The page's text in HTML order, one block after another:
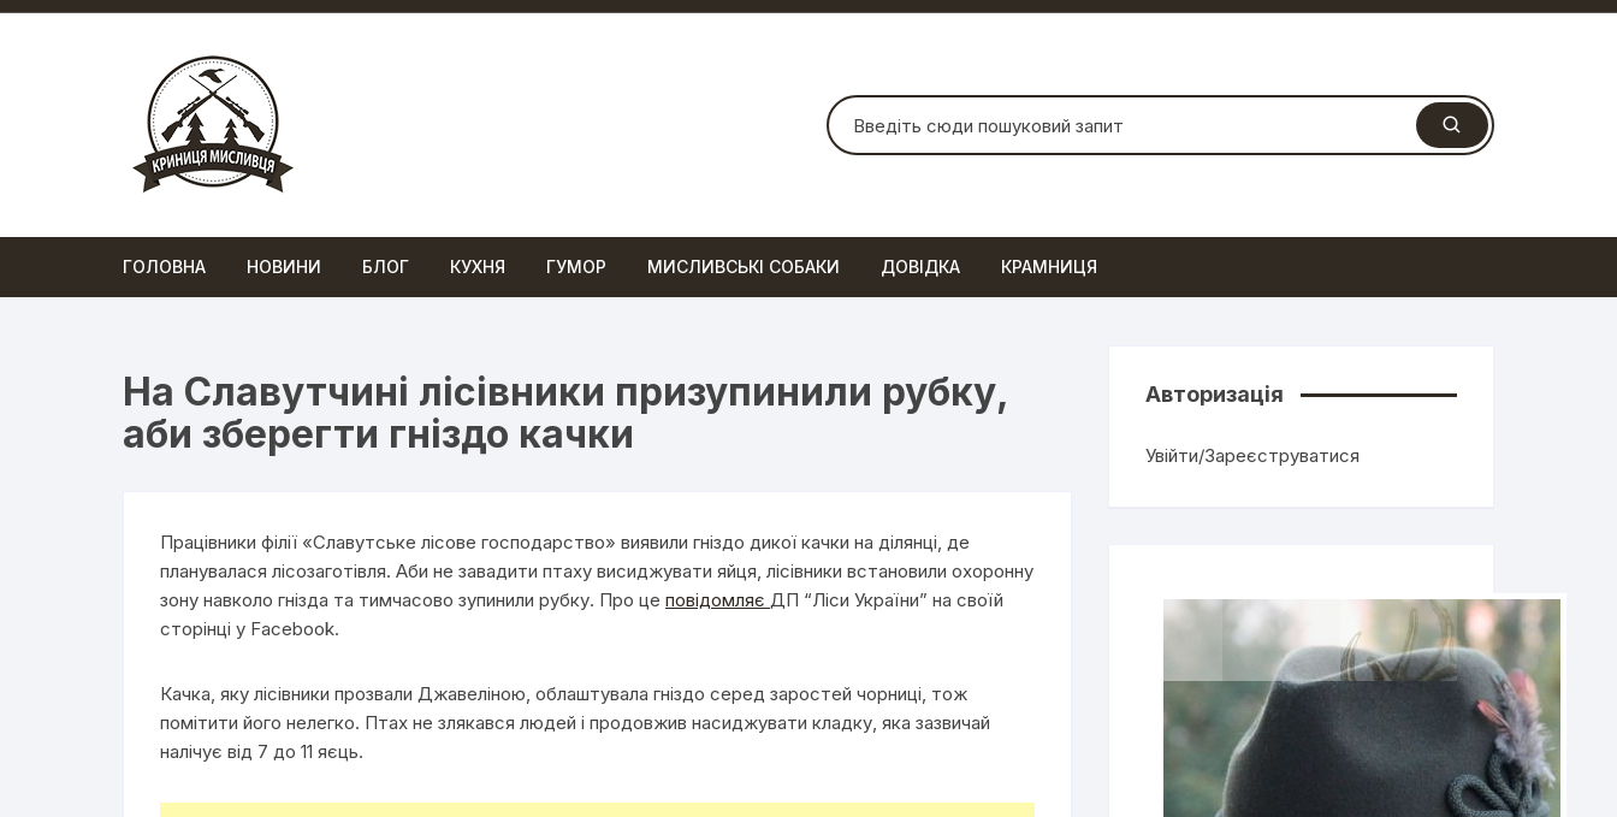
Перейти
Шукати:
ГОЛОВНА НОВИНИ БЛОГ КУХНЯ ГУМОР МИСЛИВСЬКІ СОБАКИ ДОВІДКА КРАМНИЦЯ
На Славутчині лісівники призупинили рубку,
аби зберегти гніздо качки
Працівники філії «Славутське лісове господарство» виявили гніздо дикої качки на ділянці, де
планувалася лісозаготівля. Аби не завадити птаху висиджувати яйця, лісівники встановили охоронну
зону навколо гнізда та тимчасово зупинили рубку. Про це повідомляє ДП “Ліси України” на своїй
сторінці у Facebook.
Качка, яку лісівники прозвали Джавеліною, облаштувала гніздо серед заростей чорниці, тож
помітити його нелегко. Птах не злякався людей і продовжив насиджувати кладку, яка зазвичай
налічує від 7 до 11 яєць.
Авторизація
Увійти/Зареєструватися